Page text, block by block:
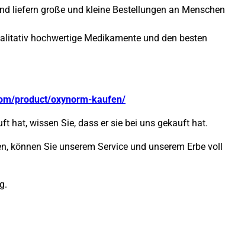
liefern große und kleine Bestellungen an Menschen
hochwertige Medikamente und den besten
product/oxynorm-kaufen/
hat, wissen Sie, dass er sie bei uns gekauft hat.
Sie unserem Service und unserem Erbe voll